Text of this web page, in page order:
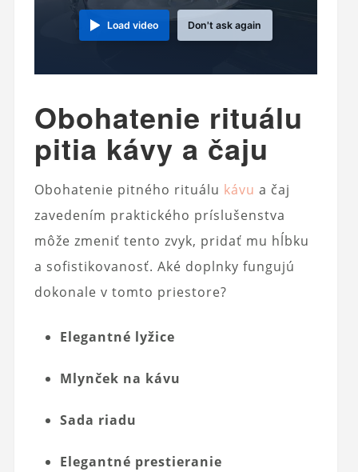
Load video Don't ask again
Obohatenie rituálu
pitia kávy a čaju
Obohatenie pitného rituálu kávu a čaj
zavedením praktického príslušenstva
môže zmeniť tento zvyk, pridať mu hĺbku
a sofistikovanosť. Aké doplnky fungujú
dokonale v tomto priestore?
Elegantné lyžice
Mlynček na kávu
Sada riadu
Elegantné prestieranie